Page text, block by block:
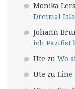
Monika
Dreimal
Johann
ich Pazifist
Ute zu Wo
Ute zu